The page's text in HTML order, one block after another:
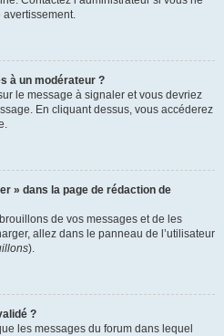
à un modérateur ?
le message à signaler et vous devriez
En cliquant dessus, vous accéderez
» dans la page de rédaction de
de vos messages et de les
allez dans le panneau de l’utilisateur
).
?
les messages du forum dans lequel